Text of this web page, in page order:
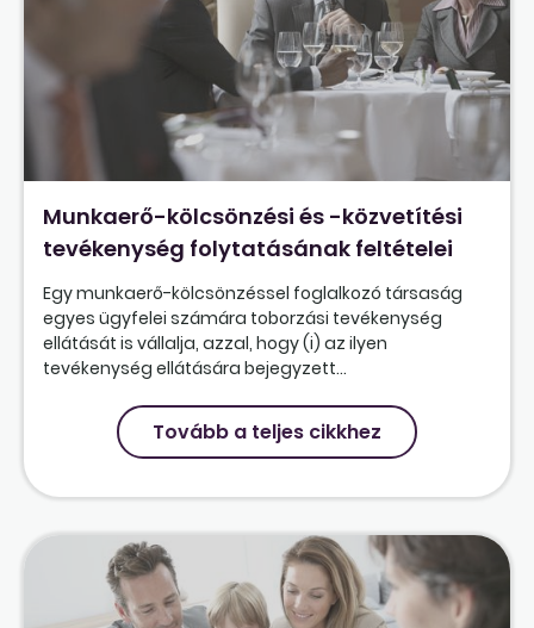
Munkaerő-kölcsönzési és -közvetítési
tevékenység folytatásának feltételei
Egy munkaerő-kölcsönzéssel foglalkozó társaság
egyes ügyfelei számára toborzási tevékenység
ellátását is vállalja, azzal, hogy (i) az ilyen
tevékenység ellátására bejegyzett...
Tovább a teljes cikkhez